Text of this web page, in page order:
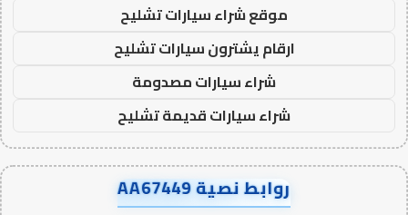
موقع شراء سيارات تشليح
ارقام يشترون سيارات تشليح
شراء سيارات مصدومة
شراء سيارات قديمة تشليح
روابط نصية AA67449